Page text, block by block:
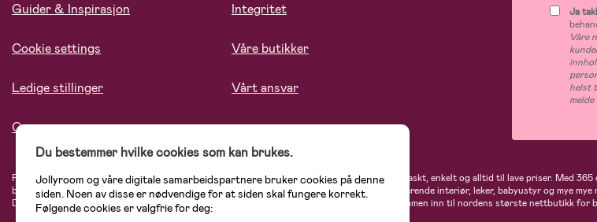
Guider & Inspirasjon
Cookie settings
Ledige stillinger
Om oss
Integritet
Våre butikker
Vårt ansvar
Ja
Våre
helst
På Jollyroom.no finner du et stort utvalg av produkter til barnefamilien. Hos oss handler du raskt, enkelt og alltid til lave priser. Med
blant annet barnevogner, bilstoler, klær til barn og baby, produkter til mor, mengder av inspirerende interiør, leker, babyustyr og mye
Didriksons, KidKraft, Ergobaby, Philips Avent, Neonate, Cybex, LEGO og mange flere. Velkommen inn til nordens største nettbutikk for
Du bestemmer hvilke cookies som kan brukes.
Jollyroom og våre digitale samarbeidspartnere bruker cookies på denne
siden. Noen av disse er nødvendige for at siden skal fungere korrekt.
Følgende cookies er valgfrie for deg: